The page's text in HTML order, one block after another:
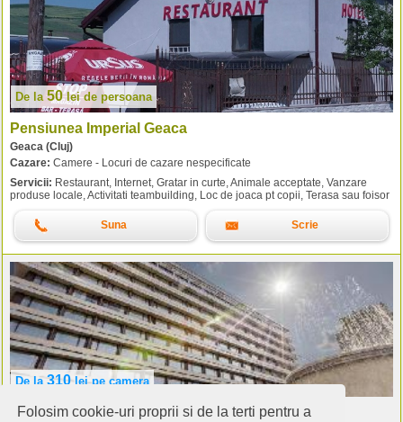
Folosim cookie-uri proprii si de la terti pentru a
De la 50leide persoana
Pensiunea Imperial Geaca
Geaca (Cluj)
Cazare: Camere - Locuri de cazare nespecificate
Servicii: Restaurant, Internet, Gratar in curte, Animale acceptate, Vanzare
produse locale, Activitati teambuilding, Loc de joaca pt copii, Terasa sau foisor
Suna Scrie
De la 310leipe camera
Hotel Aro Palace